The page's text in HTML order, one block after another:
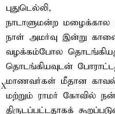
புதுடெல்லி,
நாடாளுமன்ற மழைக்கால
நாள் அமர்வு இன்று
வழக்கம்போல
தொடங்கியவுடன்
மாணவர்கள் மீதான
மற்றும் ராமர் கோவில்
திருடப்பட்டதாகக்
X